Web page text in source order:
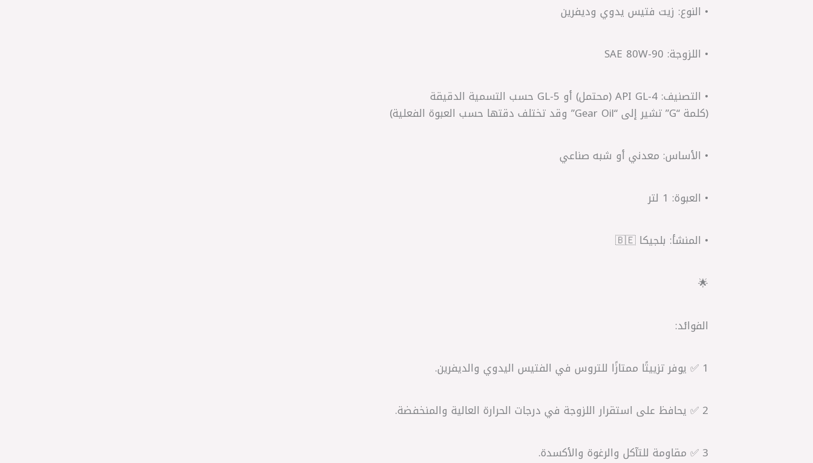
• النوع: زيت فتيس يدوي وديفرين
• اللزوجة: SAE 80W-90
• التصنيف: API GL-4 (محتمل) أو GL-5 حسب التسمية الدقيقة
(كلمة “G” تشير إلى “Gear Oil” وقد تختلف دقتها حسب العبوة الفعلية)
• الأساس: معدني أو شبه صناعي
• العبوة: 1 لتر
• المنشأ: بلجيكا 🇧🇪
🌟
الفوائد:
1 ✅ يوفر تزييتًا ممتازًا للتروس في الفتيس اليدوي والديفرين.
2 ✅ يحافظ على استقرار اللزوجة في درجات الحرارة العالية والمنخفضة.
3 ✅ مقاومة للتآكل والرغوة والأكسدة.